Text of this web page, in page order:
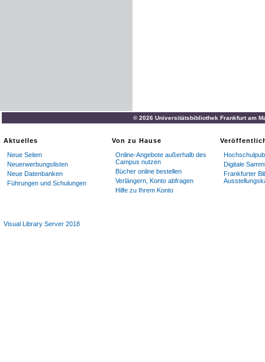
© 2026 Universitätsbibliothek Frankfurt am
Aktuelles
Neue Seiten
Neuerwerbungslisten
Neue Datenbanken
Führungen und Schulungen
Von zu Hause
Online-Angebote außerhalb des
Campus nutzen
Bücher online bestellen
Verlängern, Konto abfragen
Hilfe zu Ihrem Konto
Digitale
Frankfurter
Visual Library Server 2018